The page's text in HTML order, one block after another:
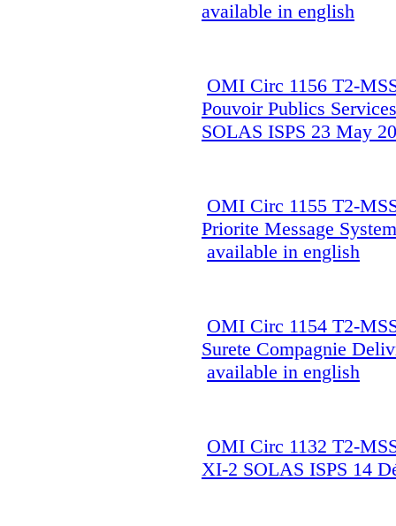
available in english
OMI Circ 1156 T2-
Pouvoir Publics
SOLAS ISPS 23 May
OMI Circ 1155 T2-
Priorite Message
available in english
OMI Circ 1154 T2-
Surete Compagnie
available in english
OMI Circ 1132 T2-
XI-2 SOLAS ISPS 14